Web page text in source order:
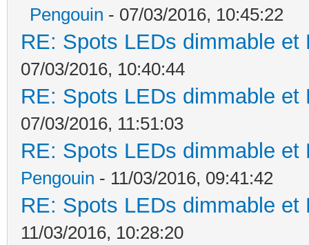
Pengouin - 07/03/2016, 10:45:22
RE: Spots LEDs dimmable
07/03/2016, 10:40:44
RE: Spots LEDs dimmable
07/03/2016, 11:51:03
RE: Spots LEDs dimmable
Pengouin - 11/03/2016, 09:41:42
RE: Spots LEDs dimmable
11/03/2016, 10:28:20